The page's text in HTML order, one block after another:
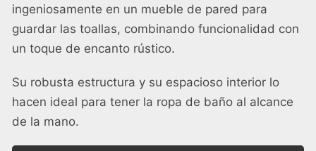
ingeniosamente en un mueble de pared para
guardar las toallas, combinando funcionalidad con
un toque de encanto rústico.
Su robusta estructura y su espacioso interior lo
hacen ideal para tener la ropa de baño al alcance
de la mano.